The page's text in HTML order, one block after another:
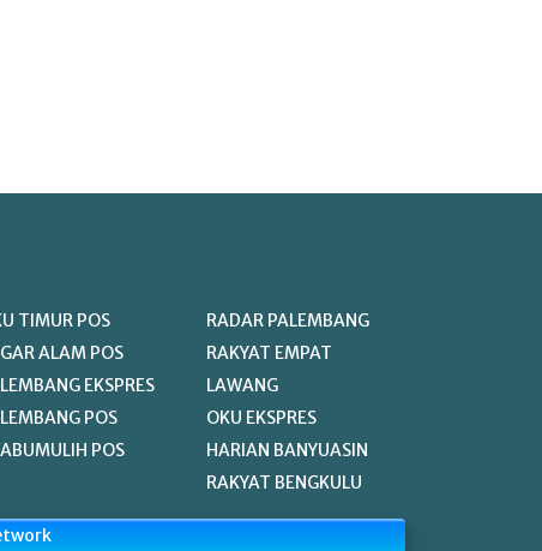
TIMUR POS
ALAM POS
EKSPRES
POS
POS
RADAR PALEMBANG
RAKYAT EMPAT
LAWANG
OKU EKSPRES
HARIAN BANYUASIN
RAKYAT BENGKULU